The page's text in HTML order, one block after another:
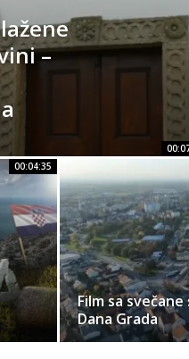
–
00:04:35
Film sa
Dana Grada